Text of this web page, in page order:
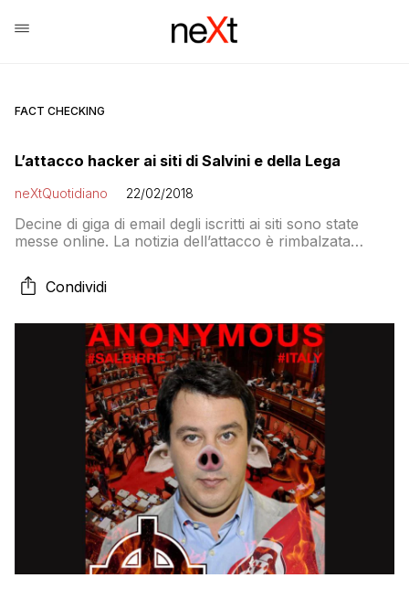
FACT CHECKING
L’attacco hacker ai siti di Salvini e della Lega
neXtQuotidiano 22/02/2018
Decine di giga di email degli iscritti ai siti sono state
messe online. La notizia dell’attacco è rimbalzata
rivendicazione è pubblicata in lingua inglese
Condividi